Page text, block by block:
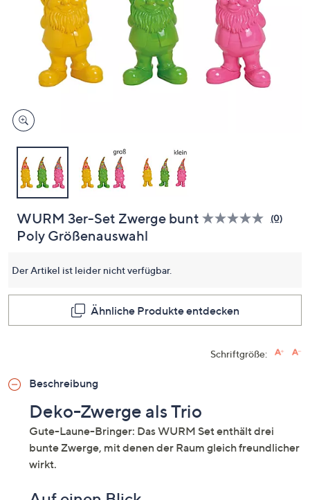
wischen
Geräten
links
bzw.
um
diese
anzuzeigen.
WURM 3er-Set Zwerge bunt
Poly Größenauswahl
Bisher
auf
Seite.
(0)
Der Artikel ist leider nicht verfügbar.
Ähnliche Produkte entdecken
Schriftgröße:
Beschreibung
Deko-Zwerge als Trio
Gute-Laune-Bringer: Das WURM Set enthält drei
bunte Zwerge, mit denen der Raum gleich freundlicher
wirkt.